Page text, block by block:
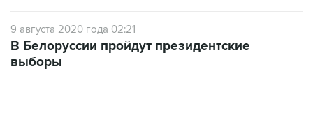
9 августа 2020 года 02:21
В Белоруссии пройдут президентские
выборы